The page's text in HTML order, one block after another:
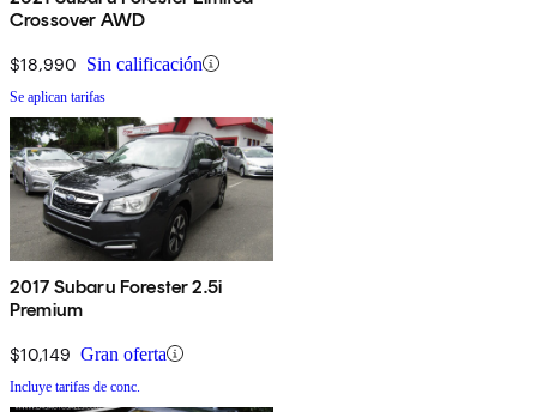
Crossover AWD
$18,990 Sin calificación
Se aplican tarifas
2017 Subaru Forester 2.5i
Premium
$10,149 Gran oferta
Incluye tarifas de conc.